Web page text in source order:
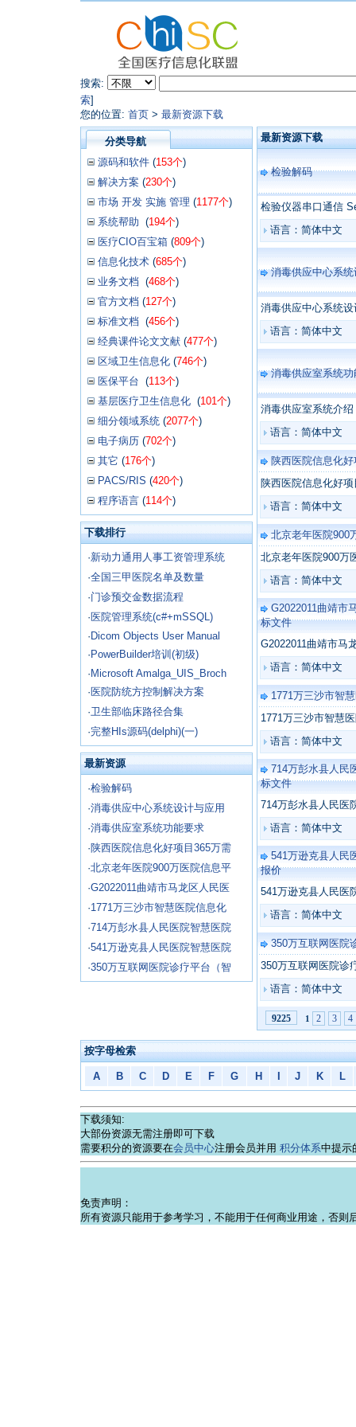
搜索:
索]
您的位置: 首页 > 最新资源下载
分类导航
源码和软件 (153个)
解决方案 (230个)
市场 开发 实施 管理 (1177个)
系统帮助 (194个)
医疗CIO百宝箱 (809个)
信息化技术 (685个)
业务文档 (468个)
官方文档 (127个)
标准文档 (456个)
经典课件论文文献 (477个)
区域卫生信息化 (746个)
医保平台 (113个)
基层医疗卫生信息化 (101个)
细分领域系统 (2077个)
电子病历 (702个)
其它 (176个)
PACS/RIS (420个)
程序语言 (114个)
下载排行
·新动力通用人事工资管理系统
·全国三甲医院名单及数量
·门诊预交金数据流程
·医院管理系统(c#+mSSQL)
· Dicom Objects User Manual
· PowerBuilder培训(初级)
· Microsoft Amalga_UIS_Broch
·医院防统方控制解决方案
·卫生部临床路径合集
·完整HIs源码(delphi)(一)
最新资源
·检验解码
·消毒供应中心系统设计与应用
·消毒供应室系统功能要求
·陕西医院信息化好项目365万需
·北京老年医院900万医院信息平
·G2022011曲靖市马龙区人民医
·1771万三沙市智慧医院信息化
·714万彭水县人民医院智慧医院
·541万逊克县人民医院智慧医院
·350万互联网医院诊疗平台（智
最新资源下载
检验解码
检验仪器串口通信
语言：简体中文
消毒供应中心系
消毒供应中心系统
语言：简体中文
消毒供应室系统功
消毒供应室系统介
语言：简体中文
陕西医院信息化
陕西医院信息化好
语言：简体中文
北京老年医院900
北京老年医院900万
语言：简体中文
G2022011曲靖市
标文件
G2022011曲靖市马
语言：简体中文
1771万三沙市智
1771万三沙市智慧
语言：简体中文
714万彭水县人民
标文件
714万彭水县人民医
语言：简体中文
541万逊克县人民
报价
541万逊克县人民医
语言：简体中文
350万互联网医院
350万互联网医院诊
语言：简体中文
9225 1 2 3 4
按字母检索
A B C D E F G H J K L
下载须知:
大部份资源无需注册即可下载
需要积分的资源要在会员中心注册会员并用 积分体系中提示
免责声明：
所有资源只能用于参考学习，不能用于任何商业用途，否则